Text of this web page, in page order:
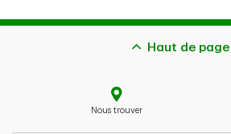
Haut de page
Nous trouver